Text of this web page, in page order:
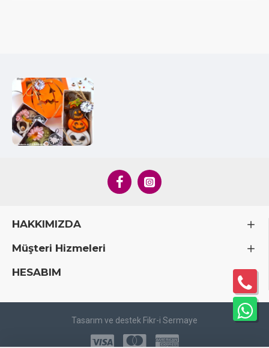
Özel kutusunda 2 li Kelebek Biblo
HAKKIMIZDA
Müşteri Hizmeleri
HESABIM
Tasarım ve destek Fikr-i Sermaye